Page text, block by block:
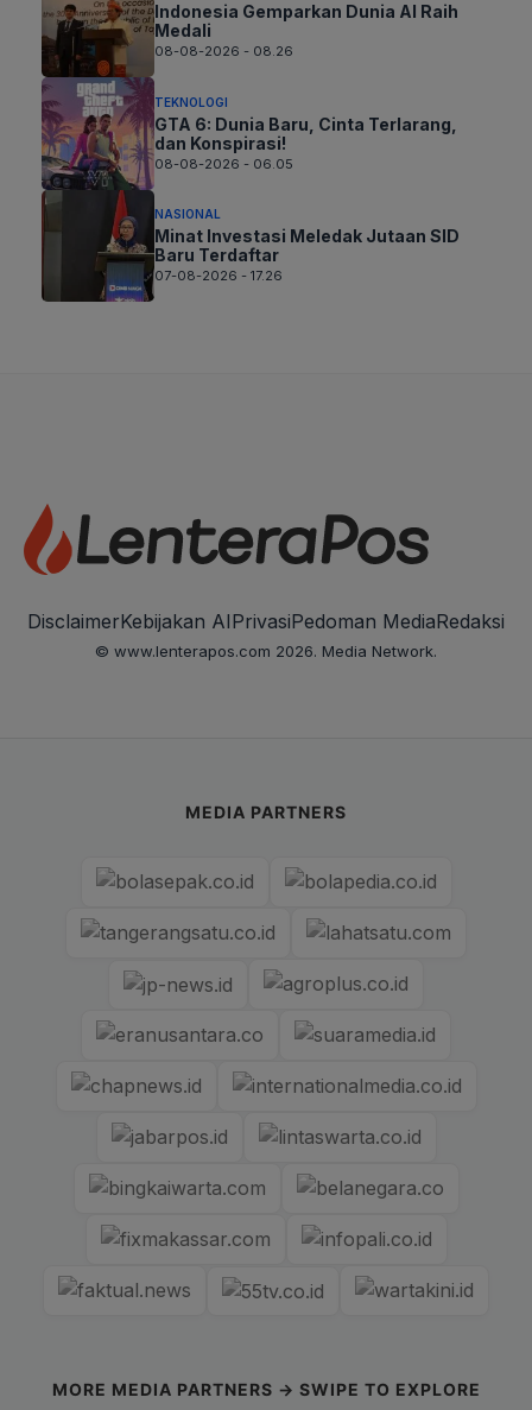
Indonesia Gemparkan Dunia AI Raih
Medali
08-08-2026 - 08.26
TEKNOLOGI
GTA 6: Dunia Baru, Cinta Terlarang,
dan Konspirasi!
08-08-2026 - 06.05
NASIONAL
Minat Investasi Meledak Jutaan SID
Baru Terdaftar
07-08-2026 - 17.26
DisclaimerKebijakan AIPrivasiPedoman MediaRedaksi
© www.lenterapos.com 2026. Media Network.
MEDIA PARTNERS
MORE MEDIA PARTNERS → SWIPE TO EXPLORE